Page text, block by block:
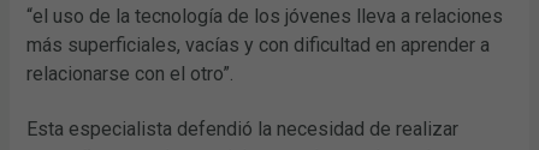
“el uso de la tecnología de los jóvenes lleva a relaciones
más superficiales, vacías y con dificultad en aprender a
relacionarse con el otro”.
Esta especialista defendió la necesidad de realizar